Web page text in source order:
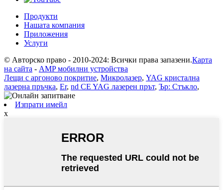
Продукти
Нашата компания
Приложения
Услуги
© Авторско право - 2010-2024: Всички права запазени.Карта
на сайта - AMP мобилни устройства
Лещи с аргоново покритие, Микролазер, YAG кристална
лазерна пръчка, Er, nd CE YAG лазерен прът, Ър: Стъкло,
Изпрати имейл
x